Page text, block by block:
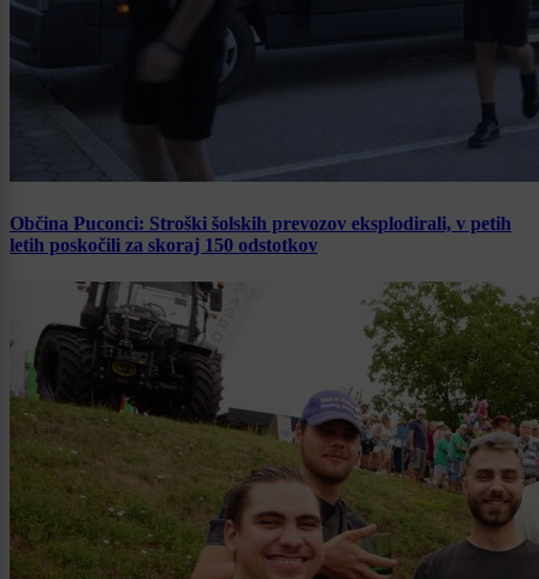
Občina Puconci: Stroški šolskih prevozov eksplodirali, v petih
letih poskočili za skoraj 150 odstotkov